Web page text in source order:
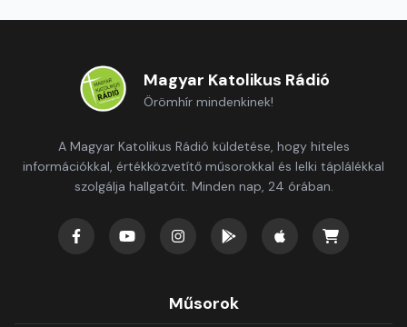
Magyar Katolikus Rádió
Örömhír mindenkinek!
A Magyar Katolikus Rádió küldetése, hogy hiteles
információkkal, értékközvetítő műsorokkal és lelki táplálékkal
szolgálja hallgatóit. Minden nap, 24 órában.
Műsorok